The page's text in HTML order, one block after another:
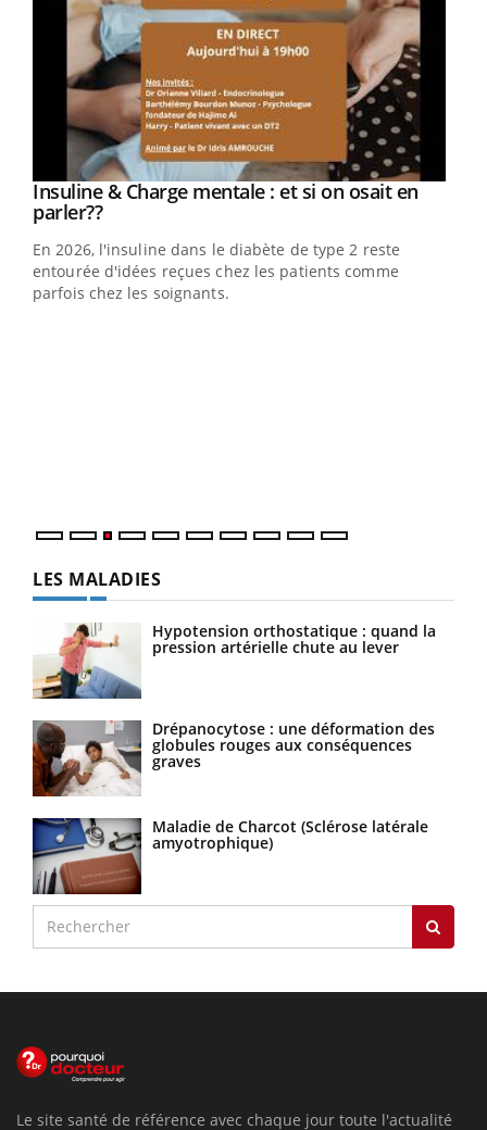
Youtube
Insuline & Charge mentale : et si on osait en
parler??Youtube
En 2026, l'insuline dans le diabète de type 2 reste
entourée d'idées reçues chez les patients comme
parfois chez les soignants.
LES MALADIES
Hypotension orthostatique : quand la
pression artérielle chute au lever
Drépanocytose : une déformation des
globules rouges aux conséquences
graves
Maladie de Charcot (Sclérose latérale
amyotrophique)
Le site santé de référence avec chaque jour toute l'actualité